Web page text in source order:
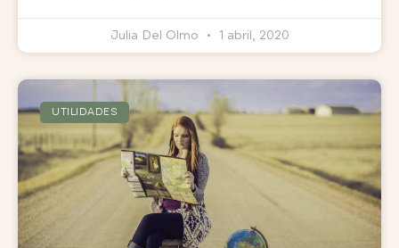
Julia Del Olmo 1 abril, 2020
UTILIDADES